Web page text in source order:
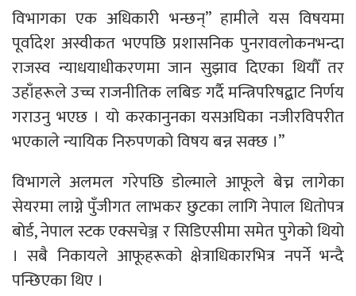
विभागका एक अधिकारी भन्छन्” हामीले यस विषयमा
पूर्वादेश अस्वीकत भएपछि प्रशासनिक पुनरावलोकनभन्दा
राजस्व न्याधयाधीकरणमा जान सुझाव दिएका थियौँ तर
उहाँहरूले उच्च राजनीतिक लबिङ गर्दै मन्त्रिपरिषद्बाट निर्णय
गराउनु भएछ । यो करकानुनका यसअघिका नजीरविपरीत
भएकाले न्यायिक निरुपणको विषय बन्न सक्छ ।”
विभागले अलमल गरेपछि डोल्माले आफूले बेच्न लागेका
सेयरमा लाग्ने पुँजीगत लाभकर छुटका लागि नेपाल धितोपत्र
बोर्ड, नेपाल स्टक एक्सचेञ्ज र सिडिएसीमा समेत पुगेको थियो
। सबै निकायले आफूहरूको क्षेत्राधिकारभित्र नपर्ने भन्दै
पन्छिएका थिए ।